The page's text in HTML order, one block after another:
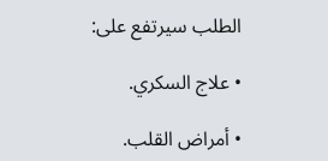
الطلب سيرتفع على:
• علاج السكري.
• أمراض القلب.